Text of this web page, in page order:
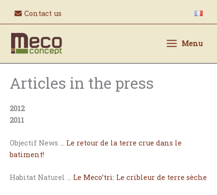
Contact us
Menu
Articles in the press
2012
2011
Objectif News … Le retour de la terre crue dans le
batiment!
Habitat Naturel … Le Meco’tri: Le cribleur de terre sèche